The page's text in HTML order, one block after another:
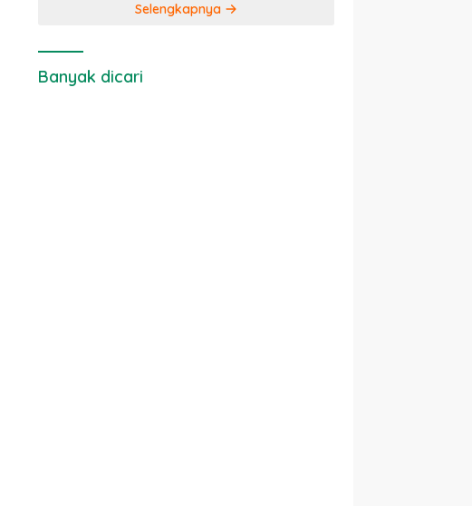
Selengkapnya
Banyak dicari